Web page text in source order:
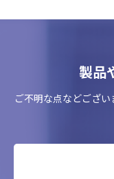
製品
ご不明な点などござ